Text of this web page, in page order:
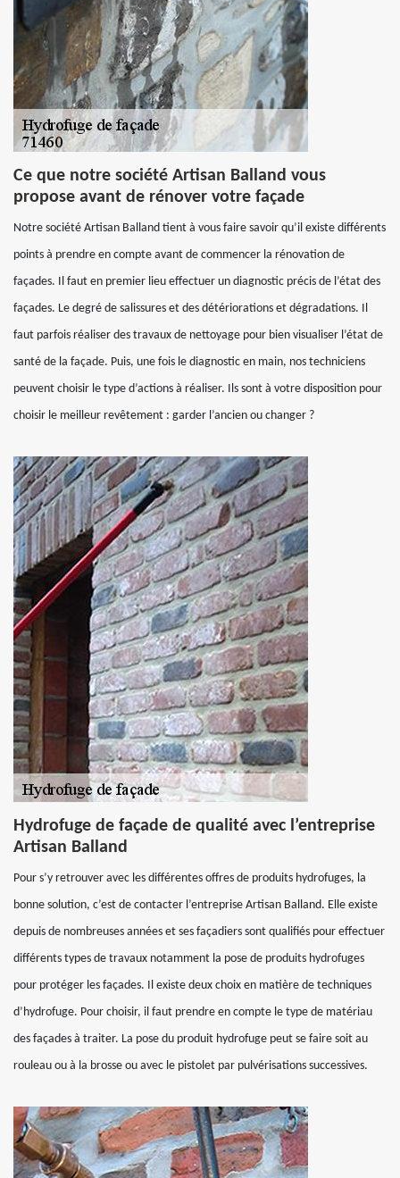
Ce que notre société Artisan Balland vous
propose avant de rénover votre façade
Notre société Artisan Balland tient à vous faire savoir qu’il existe différents
points à prendre en compte avant de commencer la rénovation de
façades. Il faut en premier lieu effectuer un diagnostic précis de l’état des
façades. Le degré de salissures et des détériorations et dégradations. Il
faut parfois réaliser des travaux de nettoyage pour bien visualiser l’état de
santé de la façade. Puis, une fois le diagnostic en main, nos techniciens
peuvent choisir le type d’actions à réaliser. Ils sont à votre disposition pour
choisir le meilleur revêtement : garder l’ancien ou changer ?
Hydrofuge de façade de qualité avec l’entreprise
Artisan Balland
Pour s’y retrouver avec les différentes offres de produits hydrofuges, la
bonne solution, c’est de contacter l’entreprise Artisan Balland. Elle existe
depuis de nombreuses années et ses façadiers sont qualifiés pour effectuer
différents types de travaux notamment la pose de produits hydrofuges
pour protéger les façades. Il existe deux choix en matière de techniques
d’hydrofuge. Pour choisir, il faut prendre en compte le type de matériau
des façades à traiter. La pose du produit hydrofuge peut se faire soit au
rouleau ou à la brosse ou avec le pistolet par pulvérisations successives.